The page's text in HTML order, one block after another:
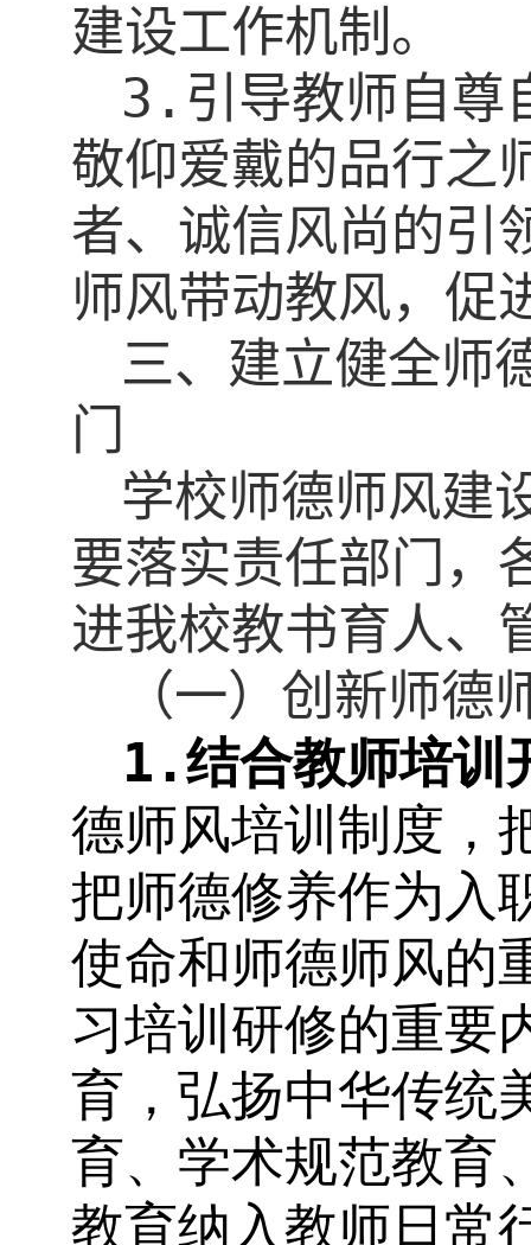
建设工作机制。
3. 引导教师自尊
敬仰爱戴的品行之
者、诚信风尚的引
师风带动教风，促
三、建立健全师
门
学校师德师风建
要落实责任部门，
进我校教书育人、
（一）创新师
1.结合教师培训
德师风培训制度，
把师德修养作为入
使命和师德师风的
习培训研修的重要
育，弘扬中华传统
育、学术规范教育
教育纳入教师日常